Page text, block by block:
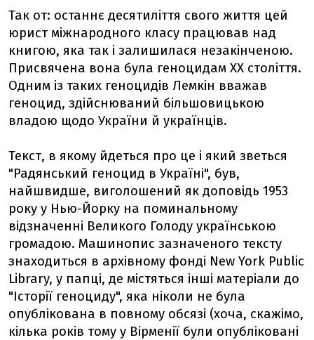
Так от: останнє десятиліття свого життя цей
юрист міжнародного класу працював над
книгою, яка так і залишилася незакінченою.
Присвячена вона була геноцидам ХХ століття.
Одним із таких геноцидів Лемкін вважав
геноцид, здійснюваний більшовицькою
владою щодо України й українців.
Текст, в якому йдеться про це і який зветься
"Радянський геноцид в Україні", був,
найшвидше, виголошений як доповідь 1953
року у Нью-Йорку на поминальному
відзначенні Великого Голоду українською
громадою. Машинопис зазначеного тексту
знаходиться в архівному фонді New York Public
Library, у папці, де містяться інші матеріали до
"Історії геноциду", яка ніколи не була
опублікована в повному обсязі (хоча, скажімо,
кілька років тому у Вірменії були опубліковані